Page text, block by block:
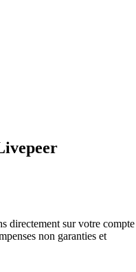
directement sur votre compte
non garanties et